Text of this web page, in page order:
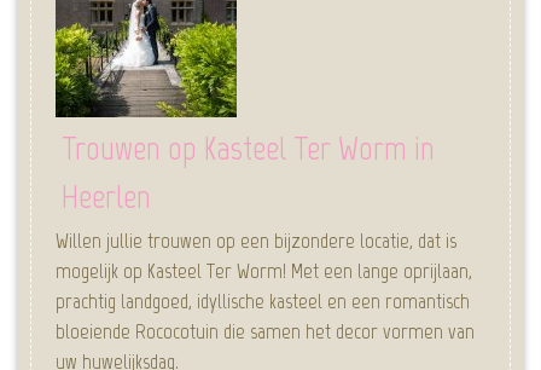
Trouwen op Kasteel Ter Worm in
Heerlen
Willen jullie trouwen op een bijzondere locatie, dat is
mogelijk op Kasteel Ter Worm! Met een lange oprijlaan,
prachtig landgoed, idyllische kasteel en een romantisch
bloeiende Rococotuin die samen het decor vormen van
uw huwelijksdag.